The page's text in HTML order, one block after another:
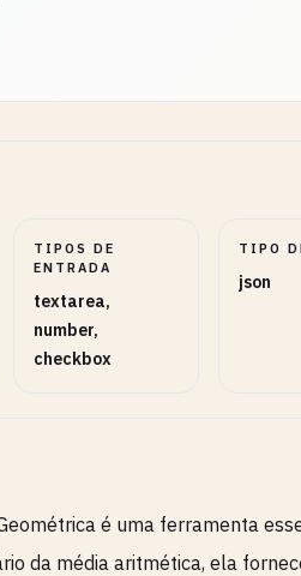
TIPOS DE
ENTRADA
textarea,
number,
checkbox
TIPO
json
é uma ferramenta
da média aritmética, ela